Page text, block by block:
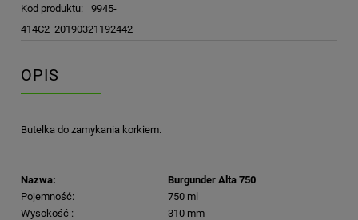
Kod produktu:
9945-
414C2_20190321192442
OPIS
Butelka do zamykania korkiem.
Nazwa:
Burgunder Alta 750
Pojemność:
750 ml
Wysokość :
310 mm